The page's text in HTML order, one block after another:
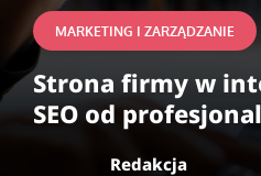
MARKETING I ZARZĄDZANIE
Strona firmy w
SEO od
Redakcja